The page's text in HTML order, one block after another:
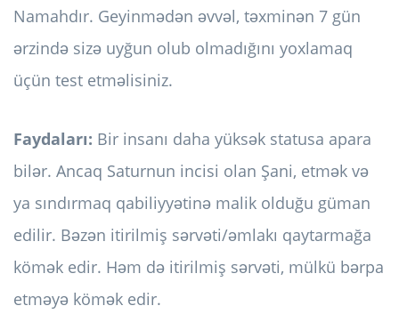
Namahdır. Geyinmədən əvvəl, təxminən 7 gün
ərzində sizə uyğun olub olmadığını yoxlamaq
üçün test etməlisiniz.
Faydaları: Bir insanı daha yüksək statusa apara
bilər. Ancaq Saturnun incisi olan Şani, etmək və
ya sındırmaq qabiliyyətinə malik olduğu güman
edilir. Bəzən itirilmiş sərvəti/əmlakı qaytarmağa
kömək edir. Həm də itirilmiş sərvəti, mülkü bərpa
etməyə kömək edir.